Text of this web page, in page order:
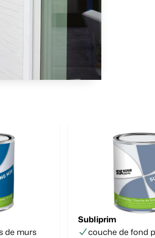
de murs
Subliprim
couche de fond